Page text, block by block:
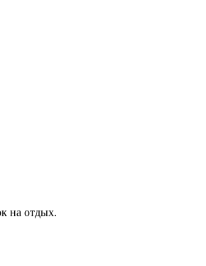
на отдых.